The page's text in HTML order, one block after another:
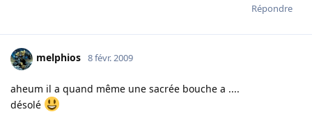
Répondre
melphios 8 févr. 2009
aheum il a quand même une sacrée bouche a ....
désolé